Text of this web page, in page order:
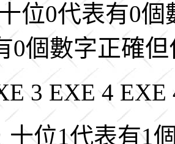
位0代表有0
0個數字正確
3 EXE 4
十位1代表有1